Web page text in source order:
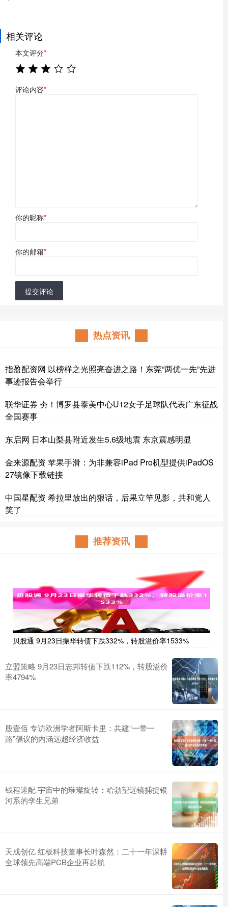
相关评论
本文评分*
评论内容*
你的昵称*
你的邮箱*
提交评论
热点资讯
指盈配资网 以榜样之光照亮奋进之路！东莞“两优一先”先进
事迹报告会举行
联华证券 夯！博罗县泰美中心U12女子足球队代表广东征战
全国赛事
东启网 日本山梨县附近发生5.6级地震 东京震感明显
金来源配资 苹果手滑：为非兼容iPad Pro机型提供iPadOS
27镜像下载链接
中国星配资 希拉里放出的狠话，后果立竿见影，共和党人
笑了
推荐资讯
贝股通 9月23日振华转债下跌332%，转股溢价率1533%
立盟策略 9月23日志邦转债下跌112%，转股溢价
率4794%
股壹佰 专访欧洲学者阿斯卡里：共建“一带一
路”倡议的内涵远超经济收益
钱程速配 宇宙中的璀璨旋转：哈勃望远镜捕捉银
河系的孪生兄弟
天成创亿 红板科技董事长叶森然：二十一年深耕
全球领先高端PCB企业再起航